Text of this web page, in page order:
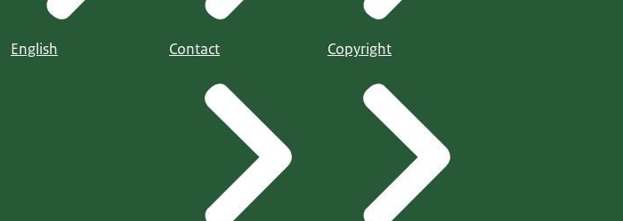
English Contact Copyright